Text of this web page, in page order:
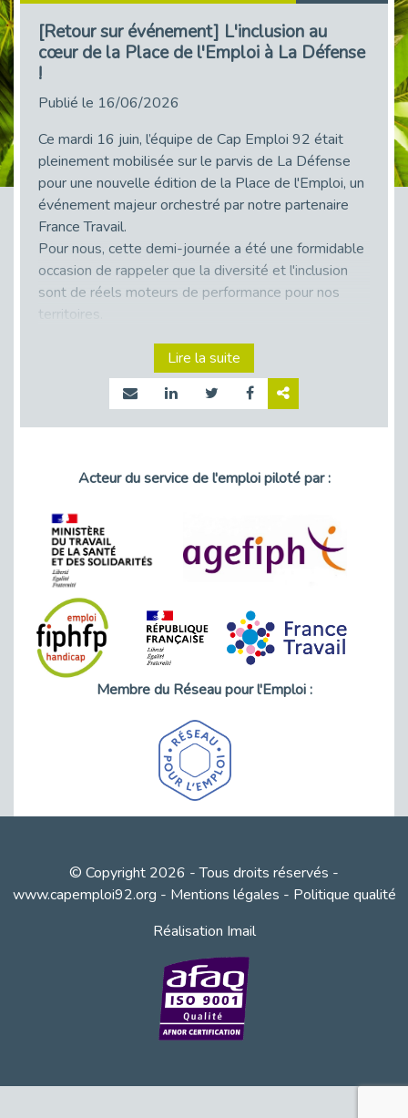
chroniques en entreprise
92, une matinée couronnée de
Job Dating de Colombes – Emploi
et Insertion
Aborder l'entretien et la situation
de handicap en toute confiance
Retour sur l’atelier « Optimiser sa
recherche d’emploi »
Emploi 92 et Thales (Campus
Emploi & Handicap : Hachette Livre
la carrière ?
« Confiance en soi et acceptation
du handicap » : un levier puissant
vers l’emploi
Handicap et emploi : une matinée
pour briser les tabous
L’alternance : un levier stratégique
pour recruter et inclure
Fibromyalgie : Quand la douleur
invisible s’invite au bureau
des quotas
Le taux d’emploi direct dans la
fonction publique dépasse 6 % en
[Retour sur événement] L'inclusion au
cœur de la Place de l'Emploi à La Défense
!
Publié le 16/06/2026
Ce mardi 16 juin, l’équipe de Cap Emploi 92 était
pleinement mobilisée sur le parvis de La Défense
pour une nouvelle édition de la Place de l'Emploi, un
événement majeur orchestré par notre partenaire
France Travail.
Pour nous, cette demi-journée a été une formidable
occasion de rappeler que la diversité et l'inclusion
sont de réels moteurs de performance pour nos
territoires.
Lire la suite
Acteur du service de l'emploi piloté par :
Membre du Réseau pour l'Emploi :
© Copyright 2026 - Tous droits réservés -
www.capemploi92.org - Mentions légales - Politique qualité
Réalisation Imail